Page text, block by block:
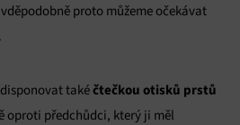
proto můžeme očekávat
takéčtečkou otisků prstů
oproti předchůdci, který ji měl